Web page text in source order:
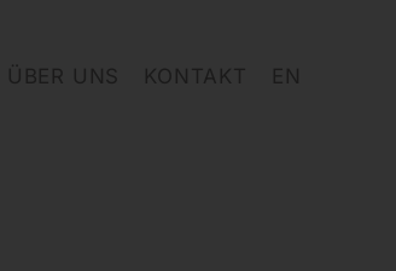
ÜBER UNS KONTAKT EN